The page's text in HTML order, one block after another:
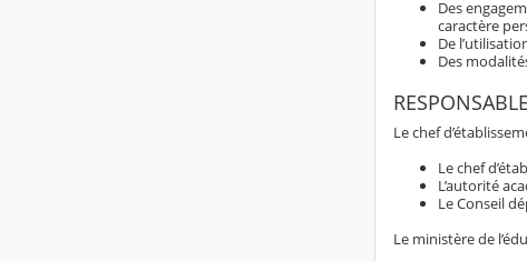
Des
caractère
De
Des
Le chef
Le chef
L’autorité
Le Conseil
Le ministère de